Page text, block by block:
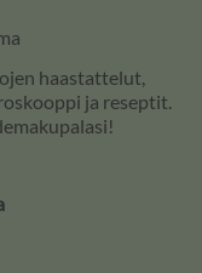
haastattelut,
ja reseptit.